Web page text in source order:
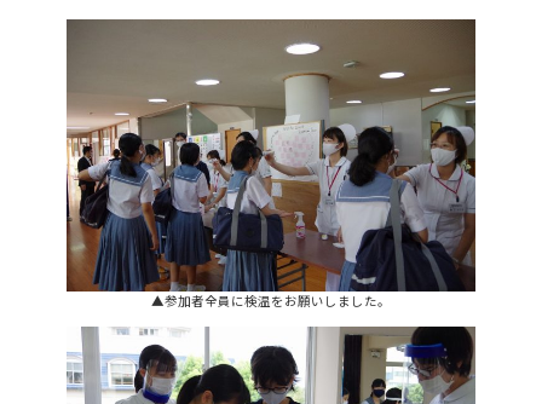
▲参加者全員に検温をお願いしました。